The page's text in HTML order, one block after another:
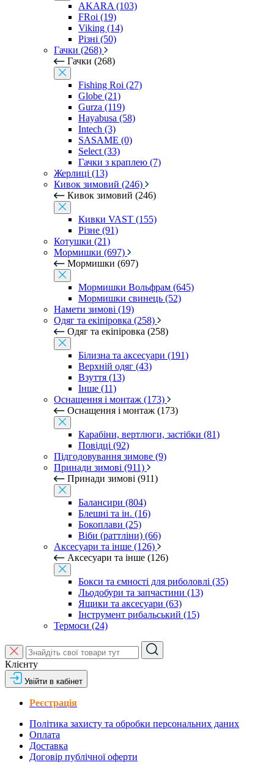
AKARA (103)
FRoi (19)
Viking (14)
Різні (50)
Гачки (268)
Гачки (268)
Fishing Roi (27)
Globe (21)
Gurza (119)
Hayabusa (58)
Intech (3)
SASAME (0)
Select (33)
Гачки з краплею (7)
Жерлиці (13)
Кивок зимовий (246)
Кивок зимовий (246)
Кивки VAST (155)
Різне (91)
Котушки (21)
Мормишки (697)
Мормишки (697)
Мормишки Вольфрам (645)
Мормишки свинець (52)
Намети зимові (19)
Одяг та екіпіровка (258)
Одяг та екіпіровка (258)
Білизна та аксесуари (191)
Верхній одяг (43)
Взуття (13)
Інше (11)
Оснащення і монтаж (173)
Оснащення і монтаж (173)
Карабіни, вертлюги, застібки (81)
Повідці (92)
Підгодовування зимове (9)
Принади зимові (911)
Принади зимові (911)
Балансири (804)
Блешні та ін. (16)
Бокоплави (25)
Віби (раттліни) (66)
Аксесуари та інше (126)
Аксесуари та інше (126)
Бокси та ємності для риболовлі (35)
Льодобури та запчастини (13)
Ящики та аксесуари (63)
Інструмент рибальський (15)
Термоси (24)
Клієнту
Увійти в кабінет
Реєстрація
Політика захисту та обробки персональних даних
Оплата
Доставка
Договір публічної оферти